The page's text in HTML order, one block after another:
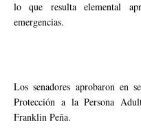
lo que resulta elemental
emergencias.
Los senadores aprobaron en
Protección a la Persona
Franklin Peña.